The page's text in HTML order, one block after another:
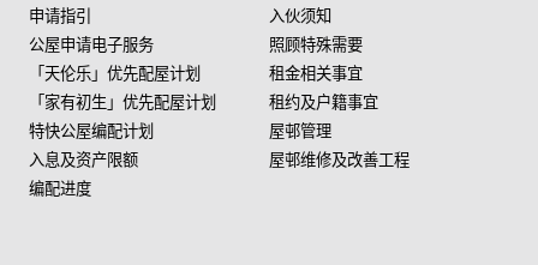
申请指引
公屋申请电子服务
「天伦乐」优先配屋计划
「家有初生」优先配屋计划
特快公屋编配计划
入息及资产限额
编配进度
入伙须知
照顾特殊需要
租金相关事宜
租约及户籍事宜
屋邨管理
屋邨维修及改善工程